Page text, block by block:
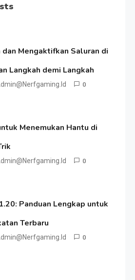
dan Mengaktifkan Saluran di
Langkah demi Langkah
0
Menemukan Hantu di
0
Panduan Lengkap untuk
Terbaru
0